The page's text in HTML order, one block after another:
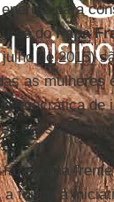
para
doPapa
de 2015)
as mulheres
de
ecossistema.
uma
tomar a